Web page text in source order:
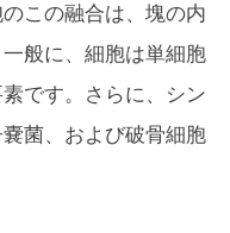
この融合は、塊の内
般に、細胞は単細胞
です。さらに、シン
菌、および破骨細胞